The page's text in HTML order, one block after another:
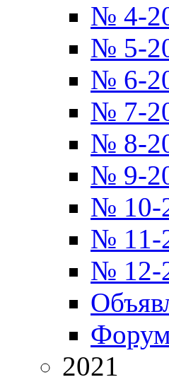
№ 4-
№ 5-
№ 6-
№ 7-
№ 8-
№ 9-
№ 10-
№ 11-
№ 12-
2021